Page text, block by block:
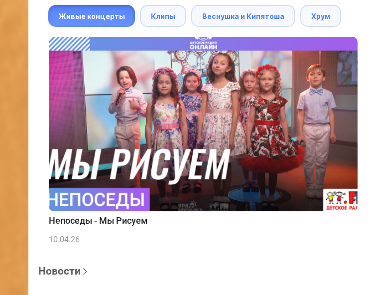
Живые концерты Клипы Веснушка и Кипятоша Хрум
Непоседы - Мы Рисуем
10.04.26
Новости